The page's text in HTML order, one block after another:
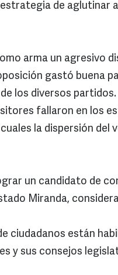
de aglutinar
arma un agresivo
gastó buena
los diversos partidos.
fallaron en los
la dispersión
un candidato de
Miranda,
ciudadanos están
y sus consejos